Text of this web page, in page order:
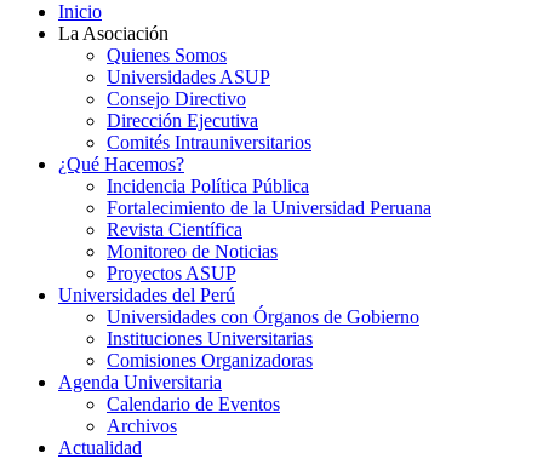
Inicio
La Asociación
Quienes Somos
Universidades ASUP
Consejo Directivo
Dirección Ejecutiva
Comités Intrauniversitarios
¿Qué Hacemos?
Incidencia Política Pública
Fortalecimiento de la Universidad Peruana
Revista Científica
Monitoreo de Noticias
Proyectos ASUP
Universidades del Perú
Universidades con Órganos de Gobierno
Instituciones Universitarias
Comisiones Organizadoras
Agenda Universitaria
Calendario de Eventos
Archivos
Actualidad